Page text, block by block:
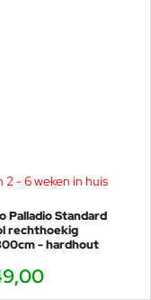
2 - 6 weken in huis
Palladio Standard
rechthoekig
- hardhout